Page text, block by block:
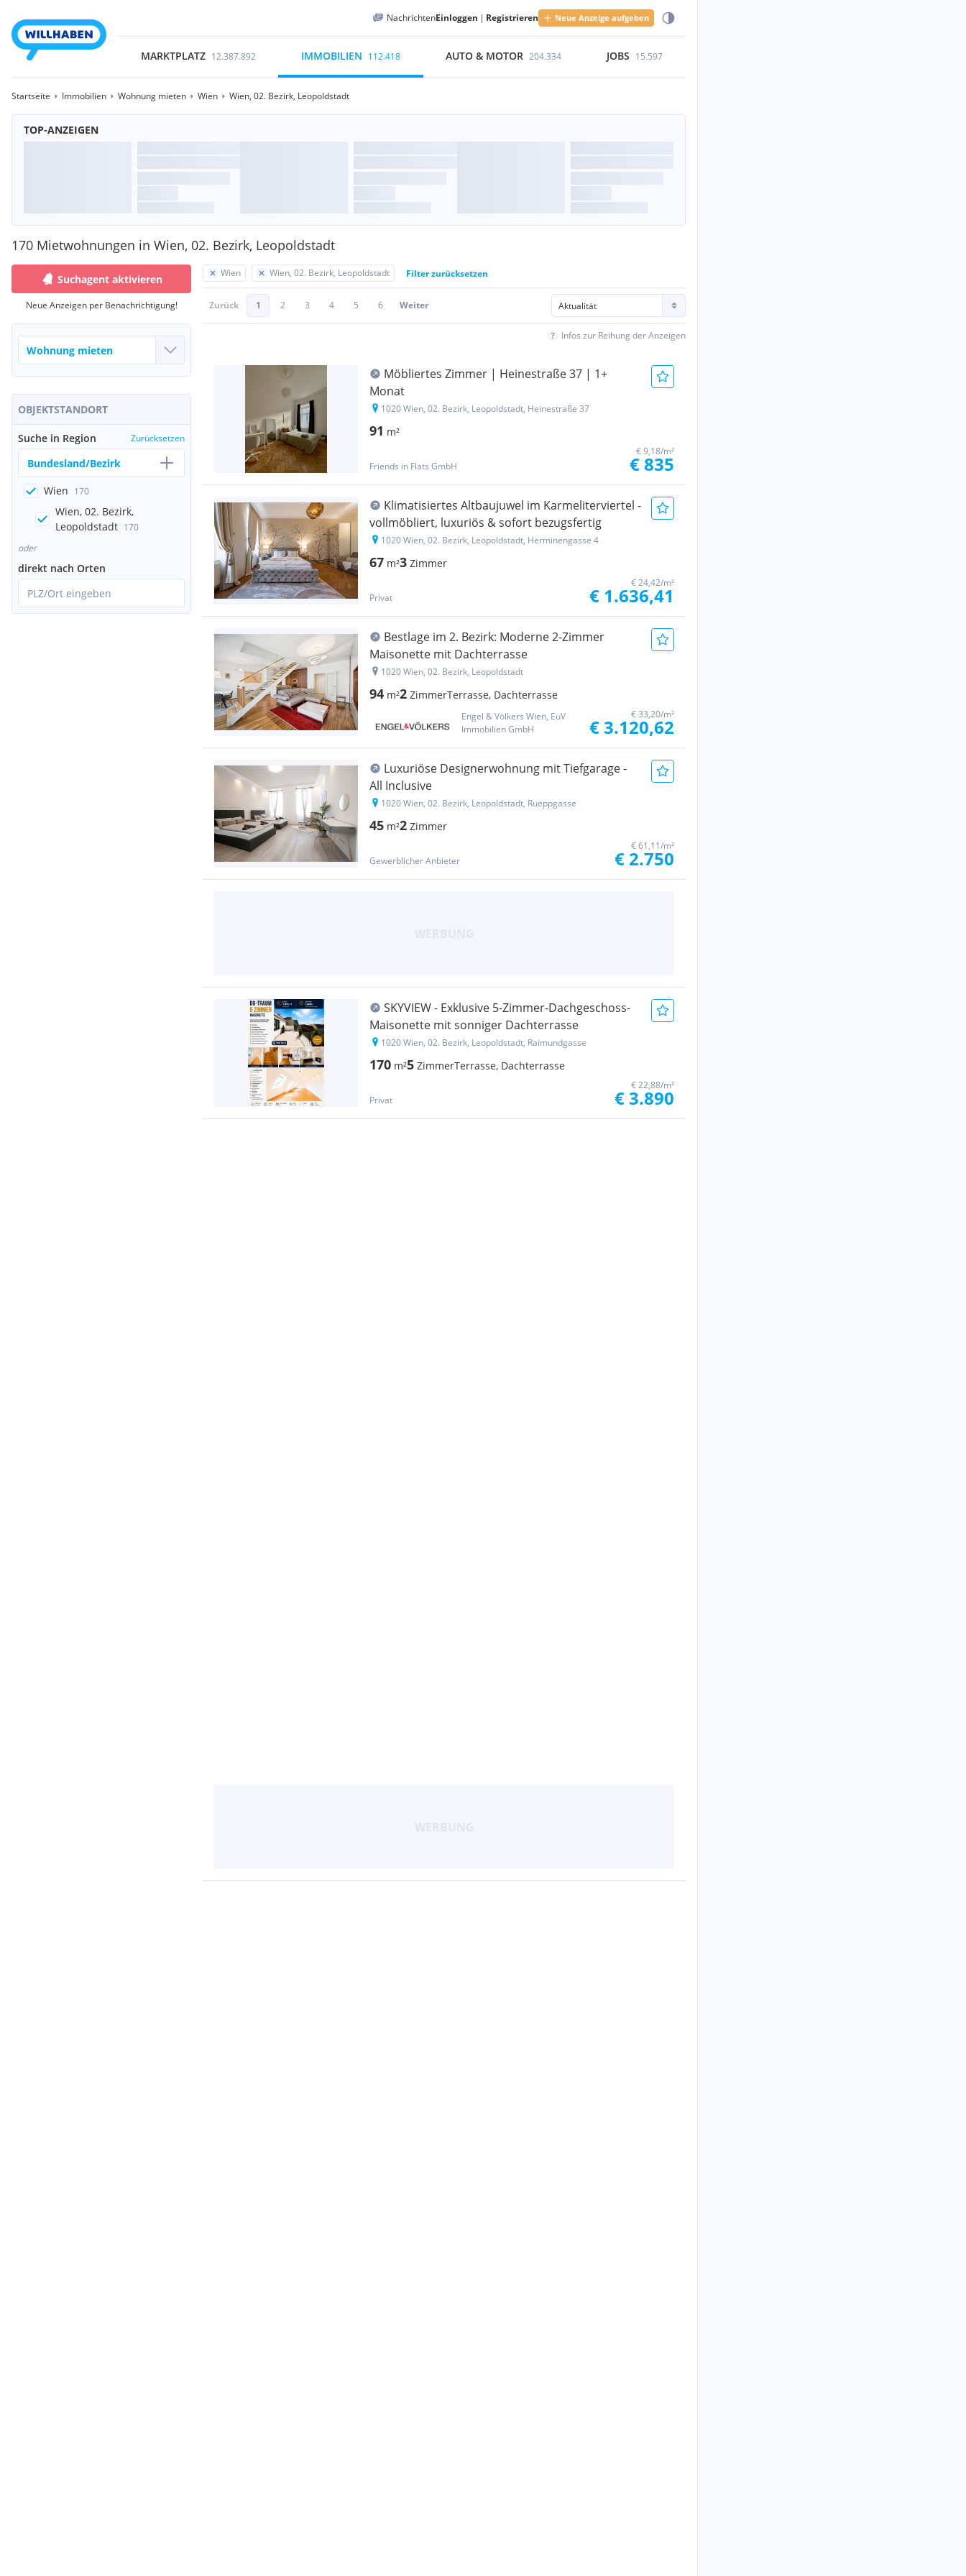
NachrichtenEinloggen | Registrieren Neue Anzeige aufgeben
MARKTPLATZ 12.387.892 IMMOBILIEN 112.418 AUTO & MOTOR 204.334 JOBS 15.597
Startseite Immobilien Wohnung mieten Wien Wien, 02. Bezirk, Leopoldstadt
TOP-ANZEIGEN
170 Mietwohnungen in Wien, 02. Bezirk, Leopoldstadt
Suchagent aktivieren
Neue Anzeigen per Benachrichtigung!
OBJEKTSTANDORT
Suche in Region Zurücksetzen
Bundesland/Bezirk
Wien 170
Wien, 02. Bezirk,
Leopoldstadt 170
oder
direkt nach Orten
PLZ/Ort eingeben
Wien Wien, 02. Bezirk, Leopoldstadt Filter zurücksetzen
Zurück 1 2 3 4 5 6 Weiter
Infos zur Reihung der Anzeigen
Möbliertes Zimmer | Heinestraße 37 | 1+
Monat
1020 Wien, 02. Bezirk, Leopoldstadt, Heinestraße 37
91 m²
Friends in Flats GmbH
€ 9,18/m²
€ 835
Klimatisiertes Altbaujuwel im Karmeliterviertel -
vollmöbliert, luxuriös & sofort bezugsfertig
1020 Wien, 02. Bezirk, Leopoldstadt, Herminengasse 4
67 m²3 Zimmer
Privat
€ 24,42/m²
€ 1.636,41
Bestlage im 2. Bezirk: Moderne 2-Zimmer
Maisonette mit Dachterrasse
1020 Wien, 02. Bezirk, Leopoldstadt
94 m²2 ZimmerTerrasse, Dachterrasse
Engel & Völkers Wien, EuV
Immobilien GmbH
€ 33,20/m²
€ 3.120,62
Luxuriöse Designerwohnung mit Tiefgarage -
All Inclusive
1020 Wien, 02. Bezirk, Leopoldstadt, Rueppgasse
45 m²2 Zimmer
Gewerblicher Anbieter
€ 61,11/m²
€ 2.750
SKYVIEW - Exklusive 5-Zimmer-Dachgeschoss-
Maisonette mit sonniger Dachterrasse
1020 Wien, 02. Bezirk, Leopoldstadt, Raimundgasse
170 m²5 ZimmerTerrasse, Dachterrasse
Privat
€ 22,88/m²
€ 3.890